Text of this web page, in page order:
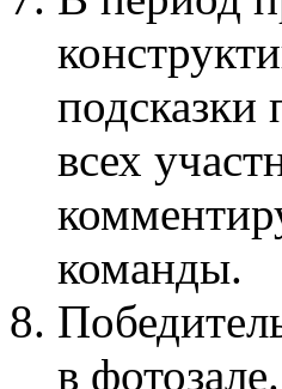
подсказки
всех
команды.
в